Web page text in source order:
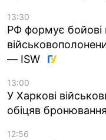
13:30
РФ формує бойові
— ISW
13:00
У Харкові
обіцяв
12:56